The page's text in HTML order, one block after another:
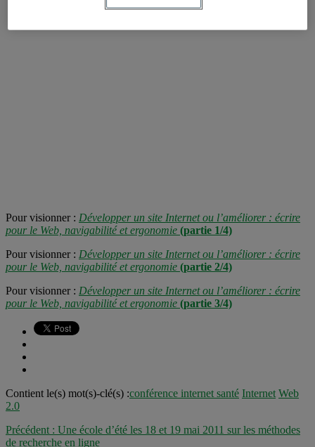
Pour visionner : Développer un site Internet ou l’améliorer : écrire
pour le Web, navigabilité et ergonomie (partie 1/4)
Pour visionner : Développer un site Internet ou l’améliorer : écrire
pour le Web, navigabilité et ergonomie (partie 2/4)
Pour visionner : Développer un site Internet ou l’améliorer : écrire
pour le Web, navigabilité et ergonomie (partie 3/4)
Contient le(s) mot(s)-clé(s) :conférence internet santé Internet Web
2.0
Précédent : Une école d’été les 18 et 19 mai 2011 sur les méthodes
de recherche en ligne